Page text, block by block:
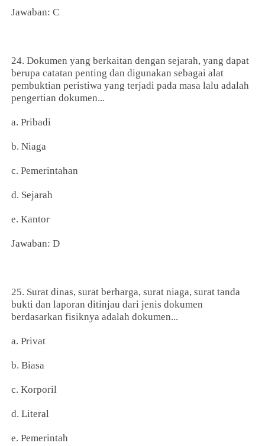
Jawaban: C
24. Dokumen yang berkaitan dengan sejarah, yang dapat
berupa catatan penting dan digunakan sebagai alat
pembuktian peristiwa yang terjadi pada masa lalu adalah
pengertian dokumen...
a. Pribadi
b. Niaga
c. Pemerintahan
d. Sejarah
e. Kantor
Jawaban: D
25. Surat dinas, surat berharga, surat niaga, surat tanda
bukti dan laporan ditinjau dari jenis dokumen
berdasarkan fisiknya adalah dokumen...
a. Privat
b. Biasa
c. Korporil
d. Literal
e. Pemerintah